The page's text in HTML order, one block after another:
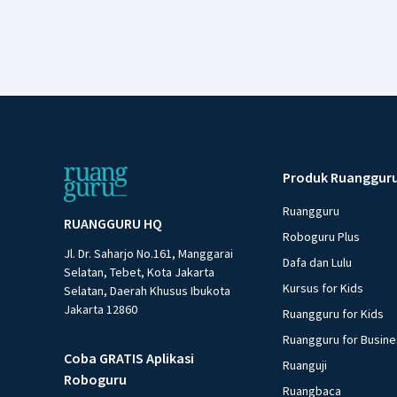
RUANGGURU HQ
Jl. Dr. Saharjo No.161, Manggarai
Selatan, Tebet, Kota Jakarta
Selatan, Daerah Khusus Ibukota
Jakarta 12860
Coba GRATIS Aplikasi
Roboguru
Produk
Ruangguru
Roboguru Plus
Dafa dan Lulu
Kursus for Kids
Ruangguru for Kids
Ruangguru for
Ruanguji
Ruangbaca